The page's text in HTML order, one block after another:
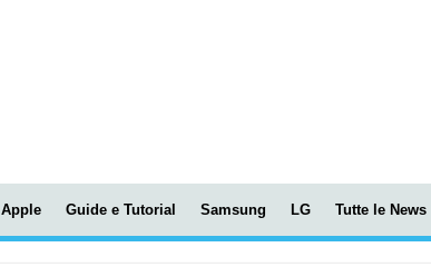
Apple Guide e Tutorial Samsung LG Tutte le News